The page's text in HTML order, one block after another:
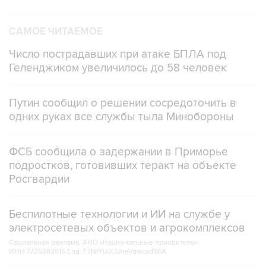
САМОЕ ЧИТАЕМОЕ
Число пострадавших при атаке БПЛА под
Геленджиком увеличилось до 58 человек
Путин сообщил о решении сосредоточить в
одних руках все службы тыла Минобороны
ФСБ сообщила о задержании в Приморье
подростков, готовивших теракт на объекте
Росгвардии
Беспилотные технологии и ИИ на службе у
электросетевых объектов и агрокомплексов
Социальная реклама, АНО «Национальные приоритеты».
ИНН 7725383515 Erid: F7NfYUJCUneVdwcydK6A